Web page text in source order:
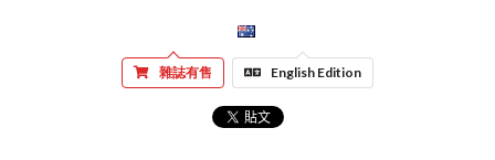
雜誌有售 English Edition